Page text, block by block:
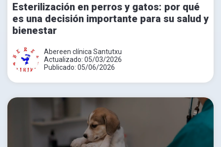
Esterilización en perros y gatos: por qué
es una decisión importante para su salud y
bienestar
Abereen clínica Santutxu
Actualizado: 05/03/2026
Publicado: 05/06/2026